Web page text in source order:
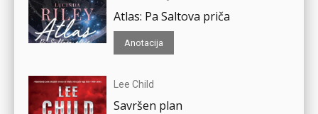
Atlas: Pa Saltova priča
Anotacija
Lee Child
Savršen plan